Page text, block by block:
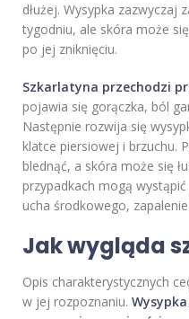
dłużej. Wysypka zazwyczaj
tygodniu, ale skóra może
po jej zniknięciu.
Szkarlatyna przechodzi
pojawia się gorączka, ból
Następnie rozwija się
klatce piersiowej i brzuchu.
blednąć, a skóra może się
przypadkach mogą
ucha środkowego,
Jak wygląda
Opis charakterystycznych
w jej rozpoznaniu.